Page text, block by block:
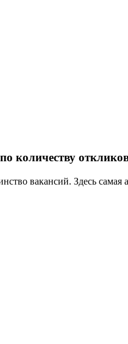
количеству
вакансий. Здесь самая